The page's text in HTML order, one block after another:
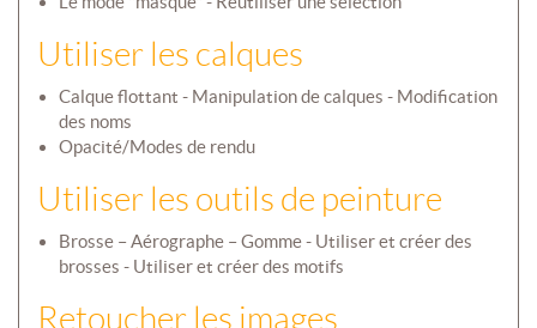
Utiliser les calques
Calque flottant - Manipulation de calques - Modification
des noms
Opacité/Modes de rendu
Utiliser les outils de peinture
Brosse – Aérographe – Gomme - Utiliser et créer des
brosses - Utiliser et créer des motifs
Retoucher les images